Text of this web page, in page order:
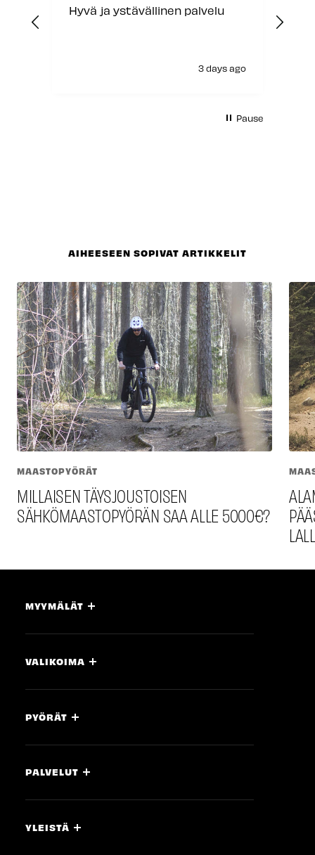
Hyvä ja ystävällinen palvelu
3 days ago
Pause
AIHEESEEN SOPIVAT ARTIKKELIT
MAASTOPYÖRÄT
MILLAISEN TÄYSJOUSTOISEN
SÄHKÖMAASTOPYÖRÄN SAA ALLE 5000€?
MYYMÄLÄT
VALIKOIMA
PYÖRÄT
PALVELUT
YLEISTÄ